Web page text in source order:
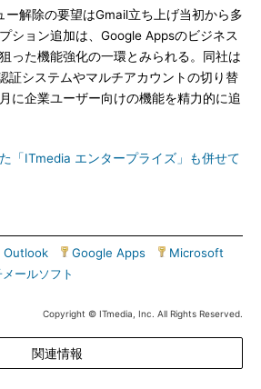
解除の要望はGmail立ち上げ当初から多
ション追加は、Google Appsのビジネス
った機能強化の一環とみられる。同社は
証システムやマルチアカウントの切り替
に企業ユーザー向けの機能を精力的に追
「ITmedia エンタープライズ」も併せて
Outlook Google Apps Microsoft
メールソフト
Copyright © ITmedia, Inc. All Rights Reserved.
関連情報